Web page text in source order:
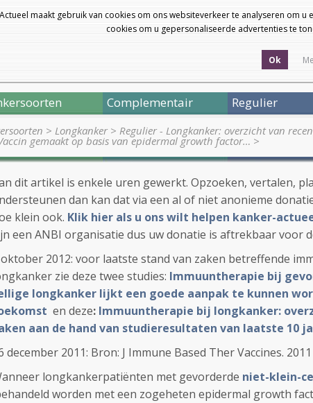
maakt gebruik van cookies om ons websiteverkeer te analyseren om
cookies om u gepersonaliseerde advertenties te
Ok
Complementair Regulier
> Longkanker> Regulier - Longkanker: overzicht van
gemaakt op basis van epidermal growth factor… >
dit artikel is enkele uren gewerkt. Opzoeken, vertalen,
dan kan dat via een al of niet anonieme
klein ook. Klik hier als u ons wilt helpen kanker-
een ANBI organisatie dus uw donatie is aftrekbaar voor
2012: voor laatste stand van zaken betreffende
zie deze twee studies: Immuuntherapie bij
longkanker lijkt een goede aanpak te kunnen
en deze: Immuuntherapie bij longkanker:
aan de hand van studieresultaten van laatste 10
december 2011: Bron: J Immune Based Ther Vaccines. 2011
longkankerpatiënten met gevorderde niet-klein-
worden met een zogeheten epidermal growth